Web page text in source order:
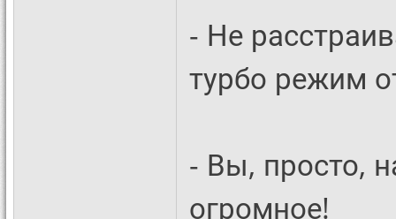
- Не
турбо режим
- Вы, просто,
огромное!